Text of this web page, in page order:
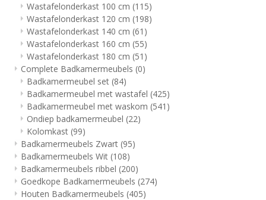
Wastafelonderkast 100 cm (115)
Wastafelonderkast 120 cm (198)
Wastafelonderkast 140 cm (61)
Wastafelonderkast 160 cm (55)
Wastafelonderkast 180 cm (51)
Complete Badkamermeubels (0)
Badkamermeubel set (84)
Badkamermeubel met wastafel (425)
Badkamermeubel met waskom (541)
Ondiep badkamermeubel (22)
Kolomkast (99)
Badkamermeubels Zwart (95)
Badkamermeubels Wit (108)
Badkamermeubels ribbel (200)
Goedkope Badkamermeubels (274)
Houten Badkamermeubels (405)